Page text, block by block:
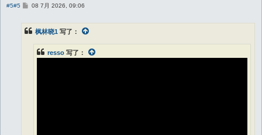
#5#5
帖
08 7月 2026, 09:06
枫林晓1 写了：
resso 写了：